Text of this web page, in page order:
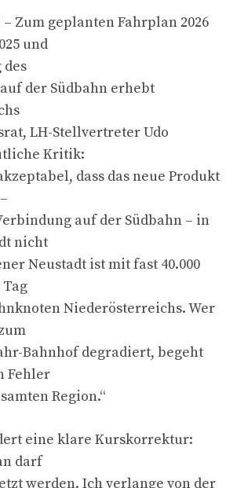
– Zum geplanten Fahrplan 2026
und
der Südbahn erhebt
LH-Stellvertreter Udo
Kritik:
dass das neue Produkt
auf der Südbahn – in
nicht
Neustadt ist mit fast 40.000
Niederösterreichs. Wer
Bahnhof degradiert, begeht
Fehler
Region.“
eine klare Kurskorrektur:
darf
werden. Ich verlange von der